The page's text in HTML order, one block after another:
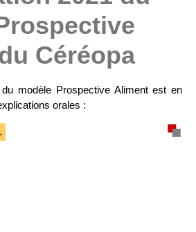
ALIMENTATION ET FILIÈRES DE
PRODUCTION ANIMALE
PERFORMANCE ET DURABILITÉ DES
AGRICULTURE, ENVIRONNEMENT ET
Céréopa
modèle Prospective Aliment est en
orales :